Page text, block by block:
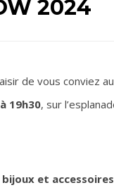
2024
de vous conviez au
19h30, sur
et